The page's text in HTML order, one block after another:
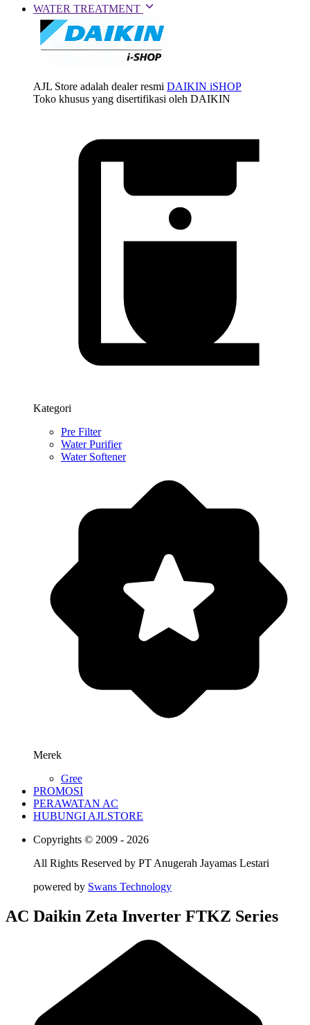
WATER TREATMENT
AJL Store adalah dealer resmi DAIKIN iSHOP
Toko khusus yang disertifikasi oleh DAIKIN
Kategori
Pre Filter
Water Purifier
Water Softener
Merek
Gree
PROMOSI
PERAWATAN AC
HUBUNGI AJLSTORE
Copyrights © 2009 - 2026
All Rights Reserved by PT Anugerah Jayamas Lestari
powered by Swans Technology
AC Daikin Zeta Inverter FTKZ Series